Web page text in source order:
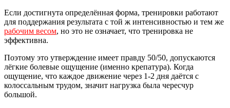
Если достигнута определённая форма, тренировки работают
для поддержания результата с той ж интенсивностью и тем же
рабочим весом, но это не означает, что тренировка не
эффективна.
Поэтому это утверждение имеет правду 50/50, допускаются
лёгкие болевые ощущение (именно крепатура). Когда
ощущение, что каждое движение через 1-2 дня даётся с
колоссальным трудом, значит нагрузка была чересчур
большой.